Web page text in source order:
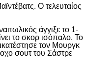
Ο τελευταίος
άγγιξε το 1-
το σκορ ισόπαλο. Το
τον Μουργκ
σουτ του Σάστρε